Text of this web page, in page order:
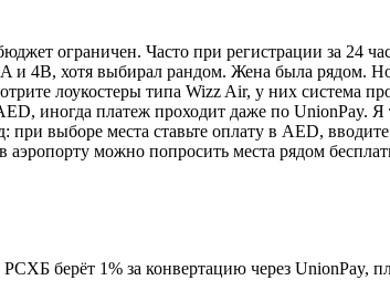
ограничен. Часто при регистрации за 24
и 4B, хотя выбирал рандом. Жена была рядом.
лоукостеры типа Wizz Air, у них система
иногда платеж проходит даже по UnionPay. Я
выборе места ставьте оплату в AED,
можно попросить места рядом
берёт 1% за конвертацию через UnionPay,